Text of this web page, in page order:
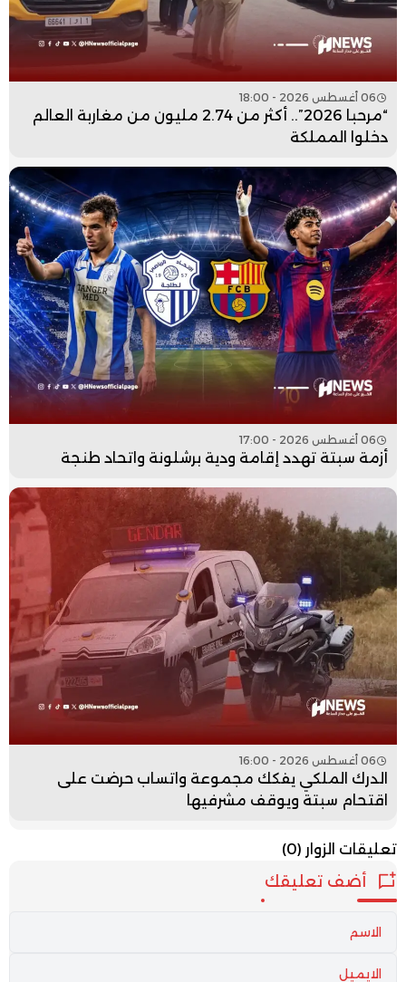
06 أغسطس 2026 - 18:00
“مرحبا 2026”.. أكثر من 2.74 مليون من مغاربة العالم
دخلوا المملكة
06 أغسطس 2026 - 17:00
أزمة سبتة تهدد إقامة ودية برشلونة واتحاد طنجة
06 أغسطس 2026 - 16:00
الدرك الملكي يفكك مجموعة واتساب حرضت على
اقتحام سبتة ويوقف مشرفيها
تعليقات الزوار (0)
أضف تعليقك